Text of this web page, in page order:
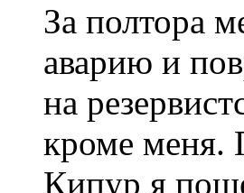
За полтора
аварию и
на
кроме
Кипур я